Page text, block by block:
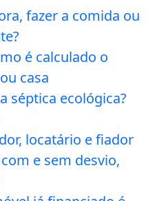
fazer a comida ou
é calculado o
casa
séptica ecológica?
locatário e fiador
e sem desvio,